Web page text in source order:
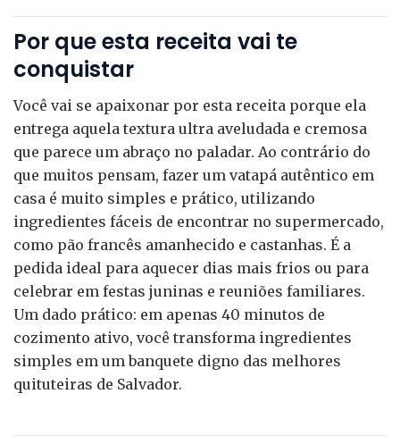
Por que esta receita vai te
conquistar
Você vai se apaixonar por esta receita porque ela
entrega aquela textura ultra aveludada e cremosa
que parece um abraço no paladar. Ao contrário do
que muitos pensam, fazer um vatapá autêntico em
casa é muito simples e prático, utilizando
ingredientes fáceis de encontrar no supermercado,
como pão francês amanhecido e castanhas. É a
pedida ideal para aquecer dias mais frios ou para
celebrar em festas juninas e reuniões familiares.
Um dado prático: em apenas 40 minutos de
cozimento ativo, você transforma ingredientes
simples em um banquete digno das melhores
quituteiras de Salvador.